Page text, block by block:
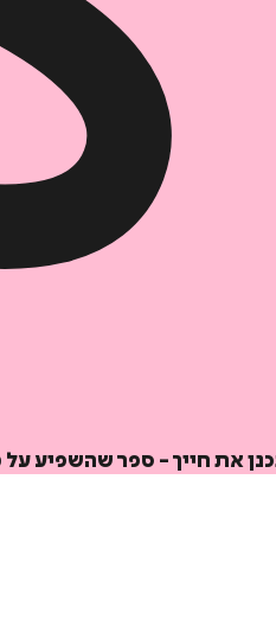
את חייך - ספר שהשפיע על